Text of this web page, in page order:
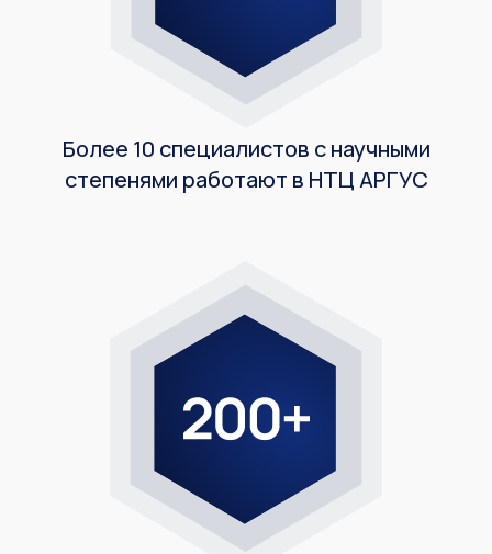
Более 10 специалистов c научными
степенями работают в НТЦ АРГУС